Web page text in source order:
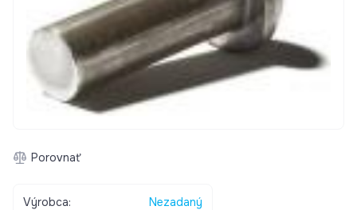
Porovnať
Výrobca:
Nezadaný